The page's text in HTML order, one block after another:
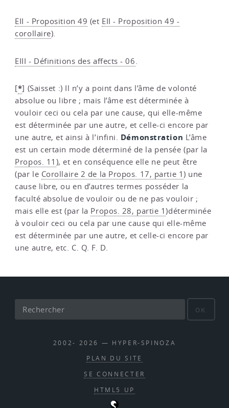
EII - Proposition 49 (et EII - Proposition 49 -
corollaire).
EIII - Définitions des affects - 06
[*] (Saisset :) Il n’y a point dans l’âme de volonté
absolue ou libre ; mais l’âme est déterminée à
vouloir ceci ou cela par une cause, qui elle-même
est déterminée par une autre, et celle-ci encore par
une autre, et ainsi à l’infini. Démonstration L’âme
est un certain mode déterminé de la pensée (par la
Propos. 11 ), et en conséquence elle ne peut être
(par le Corollaire 2 de la Propos. 17, partie 1) une
cause libre, ou en d’autres termes posséder la
faculté absolue de vouloir ou de ne pas vouloir ;
mais elle est (par la Propos. 28, partie 1)déterminée
à vouloir ceci ou cela par une cause qui elle-même
est déterminée par une autre, et celle-ci encore par
une autre, etc. C. Q. F. D.
OK
2002- 2026 — HYPER-SPINOZA
PLAN DU SITE
SE CONNECTER
HTML5 UP